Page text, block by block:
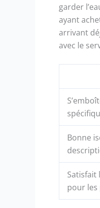
garder
ayant
arrivant
avec le
Bonne
Satisfait
pour